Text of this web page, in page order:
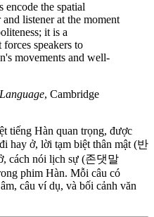
encode the spatial
listener at the moment
it is a
speakers to
movements and well-
, Cambridge
tiếng Hàn quan trọng, được
hay ở, lời tạm biệt thân mật (반
cách nói lịch sự (존댓말
phim Hàn. Mỗi câu có
câu ví dụ, và bối cảnh văn